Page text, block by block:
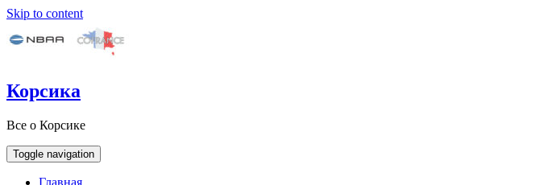
Skip to content
Корсика
Все о Корсике
Toggle navigation
Главная